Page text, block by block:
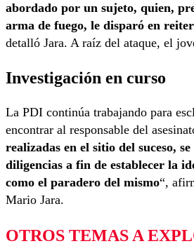
abordado por un sujeto, quien,
arma de fuego, le disparó en
detalló Jara. A raíz del ataque, el
Investigación en curso
La PDI continúa trabajando para
encontrar al responsable del
realizadas en el sitio del suceso,
diligencias a fin de establecer la
como el paradero del mismo“,
Mario Jara.
OTROS TEMAS A